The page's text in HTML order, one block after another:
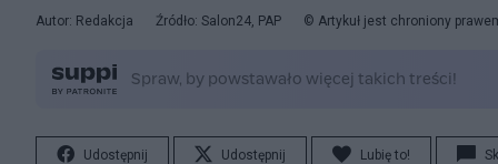
Autor: Redakcja Źródło: Salon24, PAP © Artykuł jest chroniony
Udostępnij Udostępnij Lubię to!